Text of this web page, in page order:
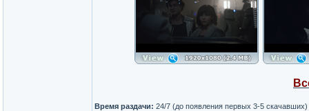
Время раздачи: 24/7 (до появления первых 3-5 скачавших)